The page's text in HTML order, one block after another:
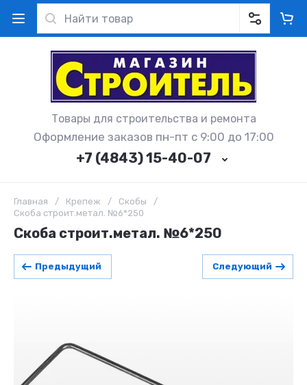
Товары для строительства и ремонта
Оформление заказов пн-пт с 9:00 до 17:00
+7 (4843) 15-40-07
Главная / Крепеж / Скобы
/
Скоба строит.метал. №6*250
Скоба строит.метал. №6*250
Предыдущий Следующий